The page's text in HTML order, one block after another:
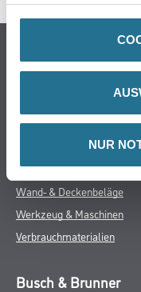
NUR
Trockenbau
Putze- und
Bodenbeläge
Wand- & Deckenbeläge
Werkzeug & Maschinen
Verbrauchmaterialien
Busch & Brunner